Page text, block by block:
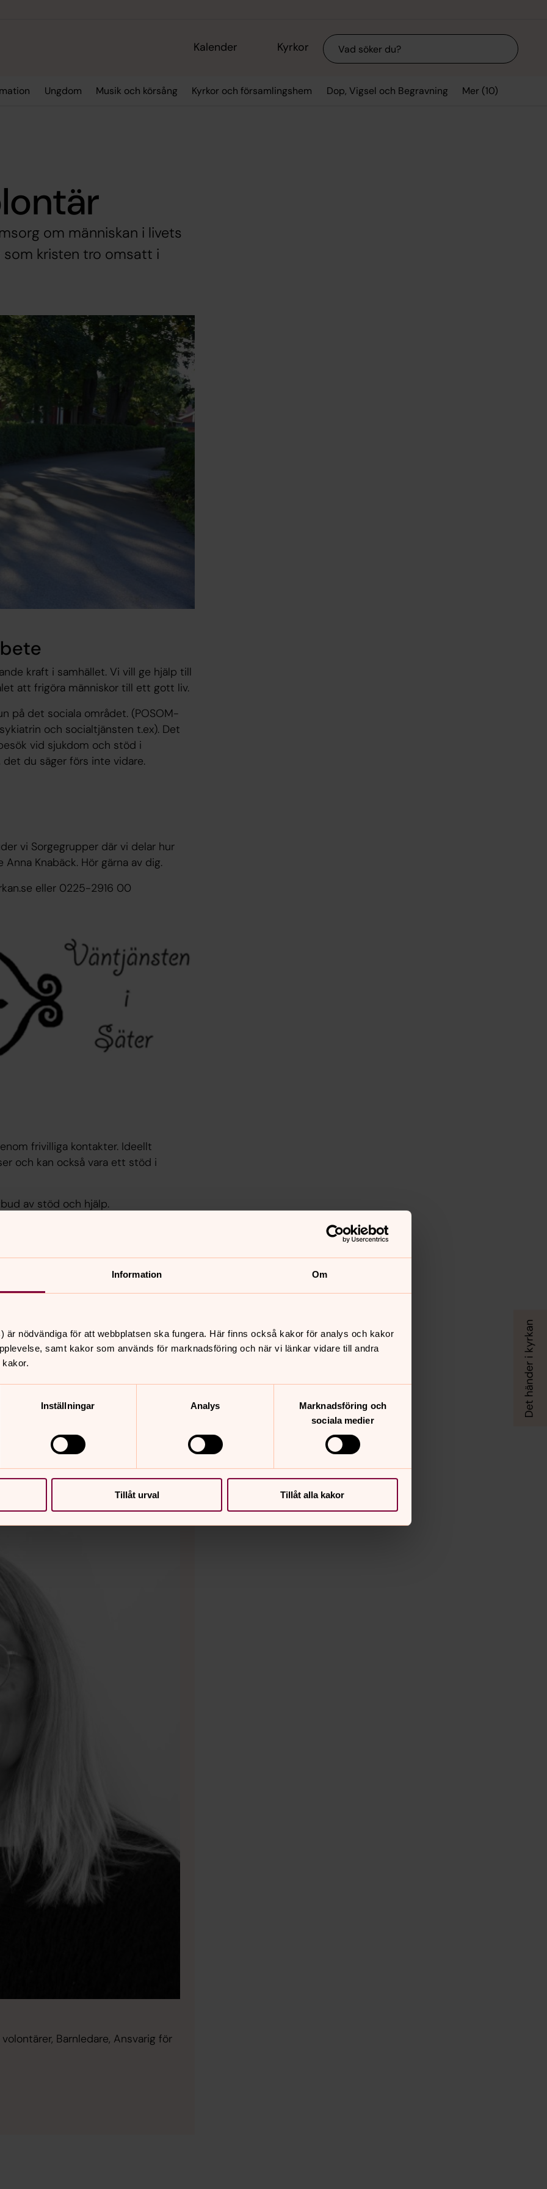
Information Om
är nödvändiga för att webbplatsen ska fungera. Här finns också kakor för analys och kakor
samt kakor som används för marknadsföring och när vi länkar vidare till andra
Inställningar Analys
Marknadsföring och
sociala medier
Tillåt urval Tillåt alla kakor
Kalender Kyrkor Sök
Ungdom Musik och körsång Kyrkor och församlingshem Dop, Vigsel och Begravning Mer (10)
om människan i livets
som kristen tro omsatt i
kraft i samhället. Vi vill ge hjälp till
att frigöra människor till ett gott liv.
på det sociala området. (POSOM-
och socialtjänsten t.ex). Det
vid sjukdom och stöd i
du säger förs inte vidare.
vi Sorgegrupper där vi delar hur
Knabäck. Hör gärna av dig.
eller 0225-2916 00
frivilliga kontakter. Ideellt
och kan också vara ett stöd i
av stöd och hjälp.
men eventuella utgifter som
finns i församlingens alla fyra
vi. Utifrån pandemin och att
är under ständig förändring och
Har du idéer?
Barnledare, Ansvarig för